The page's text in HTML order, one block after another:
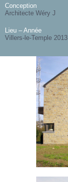
Conception
Architecte Wéry J
Lieu – Année
Villers-le-Temple 2013